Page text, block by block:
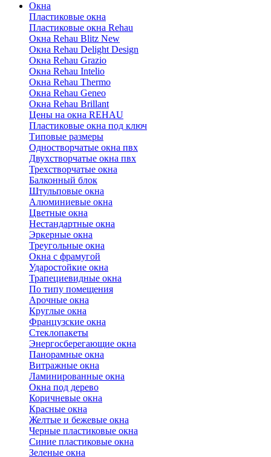
Окна
Пластиковые окна
Пластиковые окна Rehau
Окна Rehau Blitz New
Окна Rehau Delight Design
Окна Rehau Grazio
Окна Rehau Intelio
Окна Rehau Thermo
Окна Rehau Geneo
Окна Rehau Brillant
Цены на окна REHAU
Пластиковые окна под ключ
Типовые размеры
Одностворчатые окна пвх
Двухстворчатые окна пвх
Трехстворчатые окна
Балконный блок
Штульповые окна
Алюминиевые окна
Цветные окна
Нестандартные окна
Эркерные окна
Треугольные окна
Окна с фрамугой
Ударостойкие окна
Трапециевидные окна
По типу помещения
Арочные окна
Круглые окна
Французские окна
Стеклопакеты
Энергосберегающие окна
Панорамные окна
Витражные окна
Ламинированные окна
Окна под дерево
Коричневые окна
Красные окна
Желтые и бежевые окна
Черные пластиковые окна
Синие пластиковые окна
Зеленые окна